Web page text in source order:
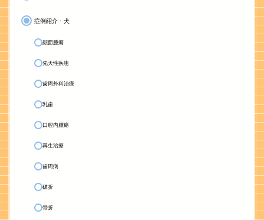
症例紹介・犬
顔面腫瘍
先天性疾患
歯周外科治療
乳歯
口腔内腫瘍
再生治療
歯周病
破折
骨折